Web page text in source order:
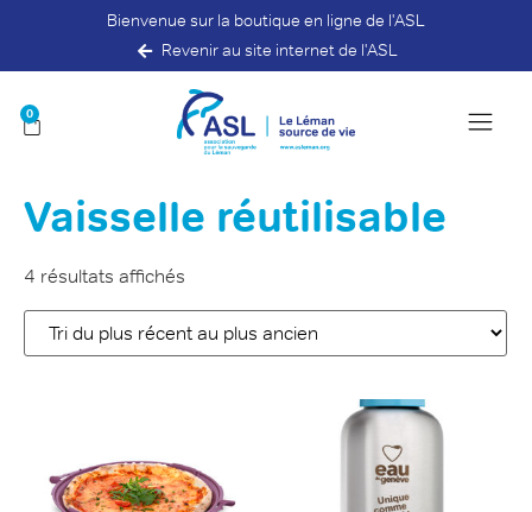
Bienvenue sur la boutique en ligne de l'ASL
Revenir au site internet de l'ASL
0
Vaisselle réutilisable
4 résultats affichés